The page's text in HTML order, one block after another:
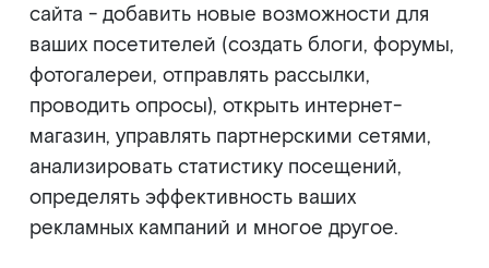
сайта - добавить новые возможности для
ваших посетителей (создать блоги, форумы,
фотогалереи, отправлять рассылки,
проводить опросы), открыть интернет-
магазин, управлять партнерскими сетями,
анализировать статистику посещений,
определять эффективность ваших
рекламных кампаний и многое другое.